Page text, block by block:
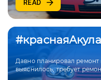
READ
Давно планировал ремонт
выяснилось, требует